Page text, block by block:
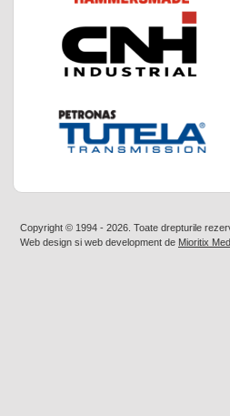
Copyright © 1994 - 2026. Toate drepturile
Web design si web development de Mioritix